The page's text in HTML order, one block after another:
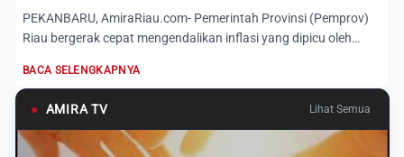
PEKANBARU, AmiraRiau.com- Pemerintah Provinsi (Pemprov)
Riau bergerak cepat mengendalikan inflasi yang dipicu oleh
BACA SELENGKAPNYA
● AMIRA TV Lihat Semua